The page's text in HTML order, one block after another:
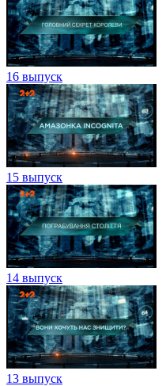
16 выпуск
15 выпуск
14 выпуск
13 выпуск